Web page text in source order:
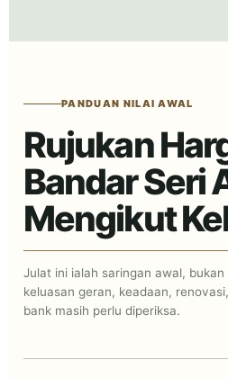
PANDUAN NILAI AWAL
Rujukan
Bandar Seri
Mengikut
Julat ini ialah saringan awal,
keluasan geran, keadaan,
bank masih perlu diperiksa.